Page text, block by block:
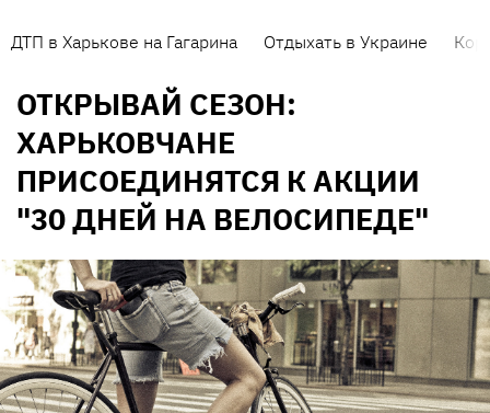
ДТП в Харькове на Гагарина Отдыхать в Украине
ОТКРЫВАЙ СЕЗОН:
ХАРЬКОВЧАНЕ
ПРИСОЕДИНЯТСЯ К АКЦИИ
"30 ДНЕЙ НА ВЕЛОСИПЕДЕ"